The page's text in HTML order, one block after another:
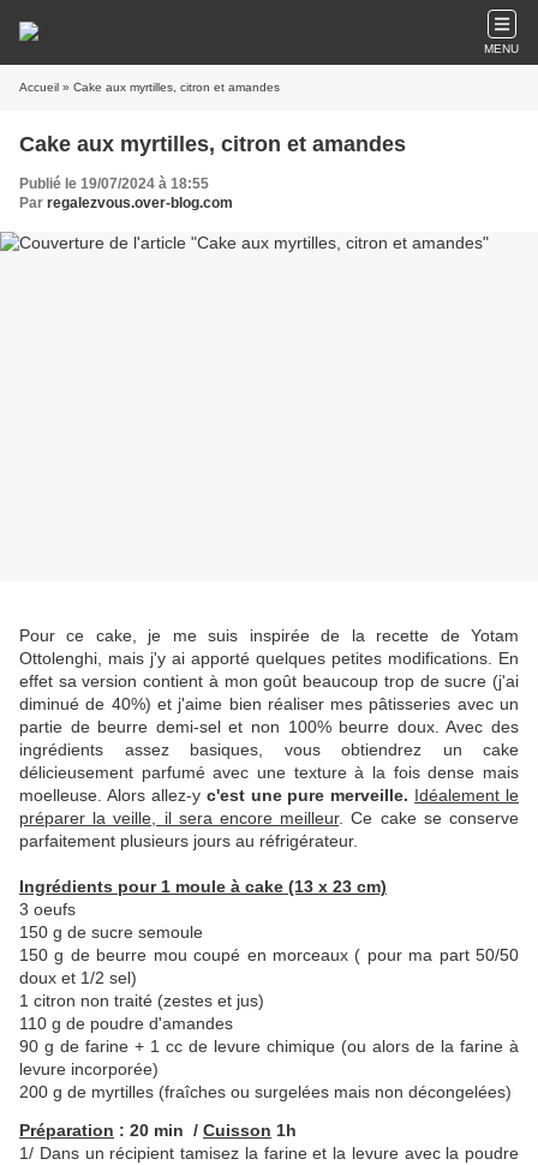
MENU
Accueil » Cake aux myrtilles, citron et amandes
Cake aux myrtilles, citron et amandes
Publié le 19/07/2024 à 18:55
Par regalezvous.over-blog.com
Pour ce cake, je me suis inspirée de la recette de Yotam
Ottolenghi, mais j'y ai apporté quelques petites modifications. En
effet sa version contient à mon goût beaucoup trop de sucre (j'ai
diminué de 40%) et j'aime bien réaliser mes pâtisseries avec un
partie de beurre demi-sel et non 100% beurre doux. Avec des
ingrédients assez basiques, vous obtiendrez un cake
délicieusement parfumé avec une texture à la fois dense mais
moelleuse. Alors allez-y c'est une pure merveille. Idéalement le
préparer la veille, il sera encore meilleur. Ce cake se conserve
parfaitement plusieurs jours au réfrigérateur.
Ingrédients pour 1 moule à cake (13 x 23 cm)
3 oeufs
150 g de sucre semoule
150 g de beurre mou coupé en morceaux ( pour ma part 50/50
doux et 1/2 sel)
1 citron non traité (zestes et jus)
110 g de poudre d'amandes
90 g de farine + 1 cc de levure chimique (ou alors de la farine à
levure incorporée)
200 g de myrtilles (fraîches ou surgelées mais non décongelées)
Préparation : 20 min / Cuisson 1h
1/ Dans un récipient tamisez la farine et la levure avec la poudre